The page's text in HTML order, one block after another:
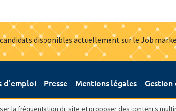
disponibles actuellement sur le Job
d'emploi Presse Mentions légales Gestion
la fréquentation du site et proposer des contenus